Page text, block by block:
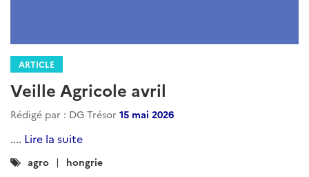
ARTICLE
Veille Agricole avril
Rédigé par : DG Trésor 15 mai 2026
.... Lire la suite
Catégories
agro hongrie